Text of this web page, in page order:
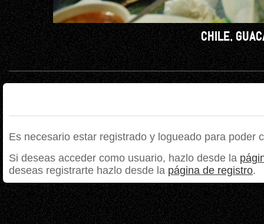
CHILE,
Es necesario estar registrado y logueado para poder
Si deseas acceder como usuario, hazlo desde la
deseas registrarte hazlo desde la página de registro.